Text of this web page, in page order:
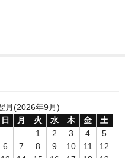
月(2026年9月)
日
月 火 水 木 金
土
1
2 3 4
5
6
7 8 9 10 11
12